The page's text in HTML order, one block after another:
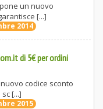
un nuovo
[...]
2014
di 5€ per ordini
codice sconto
[...]
2015